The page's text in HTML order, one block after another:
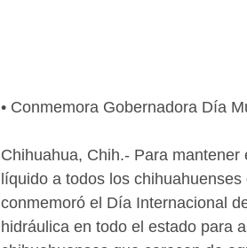
• Conmemora Gobernadora Día
Chihuahua, Chih.- Para
líquido a todos los
conmemoró el Día Internacional
hidráulica en todo el estado para